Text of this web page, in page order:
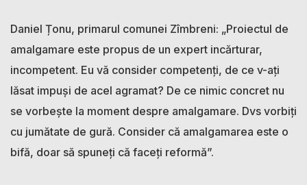
Daniel Țonu, primarul comunei Zîmbreni: „Proiectul de
amalgamare este propus de un expert incărturar,
incompetent. Eu vă consider competenți, de ce v-ați
lăsat impuși de acel agramat? De ce nimic concret nu
se vorbește la moment despre amalgamare. Dvs vorbiți
cu jumătate de gură. Consider că amalgamarea este o
bifă, doar să spuneți că faceți reformă”.